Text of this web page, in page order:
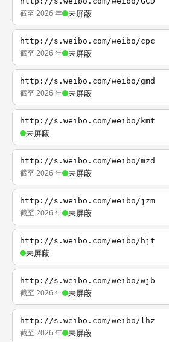
截至 2026 年 未屏蔽
http://s.weibo.com/weibo/cpc
截至 2026 年 未屏蔽
http://s.weibo.com/weibo/gmd
截至 2026 年 未屏蔽
http://s.weibo.com/weibo/kmt
未屏蔽
http://s.weibo.com/weibo/mzd
截至 2026 年 未屏蔽
http://s.weibo.com/weibo/jzm
截至 2026 年 未屏蔽
http://s.weibo.com/weibo/hjt
未屏蔽
http://s.weibo.com/weibo/wjb
截至 2026 年 未屏蔽
http://s.weibo.com/weibo/lhz
截至 2026 年 未屏蔽